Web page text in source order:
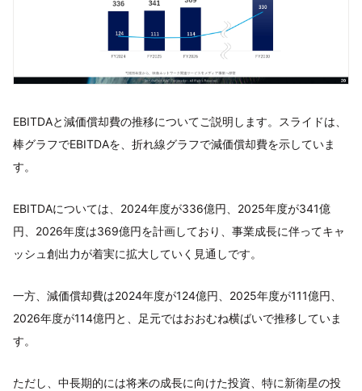
EBITDAと減価償却費の推移についてご説明します。スライドは、
棒グラフでEBITDAを、折れ線グラフで減価償却費を示していま
す。
EBITDAについては、2024年度が336億円、2025年度が341億
円、2026年度は369億円を計画しており、事業成長に伴ってキャ
ッシュ創出力が着実に拡大していく見通しです。
一方、減価償却費は2024年度が124億円、2025年度が111億円、
2026年度が114億円と、足元ではおおむね横ばいで推移していま
す。
ただし、中長期的には将来の成長に向けた投資、特に新衛星の投